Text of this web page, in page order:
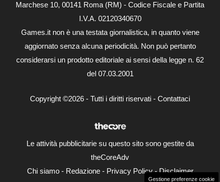
Marchese 10, 00141 Roma (RM) - Codice Fiscale e Partita
I.V.A. 02120340670
Games.it non è una testata giornalistica, in quanto viene
aggiornato senza alcuna periodicità. Non può pertanto
considerarsi un prodotto editoriale ai sensi della legge n. 62
del 07.03.2001
Copyright ©2026 - Tutti i diritti riservati - Contattaci
Le attività pubblicitarie su questo sito sono gestite da
theCoreAdv
Chi siamo- Redazione- Privacy Policy-Disclaimer
Gestione preferenze cookie